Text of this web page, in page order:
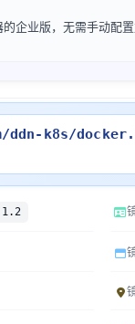
企业版，无需手动配置
ddn-k8s/